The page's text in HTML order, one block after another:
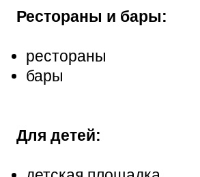
Рестораны и бары:
рестораны
бары
Для детей: